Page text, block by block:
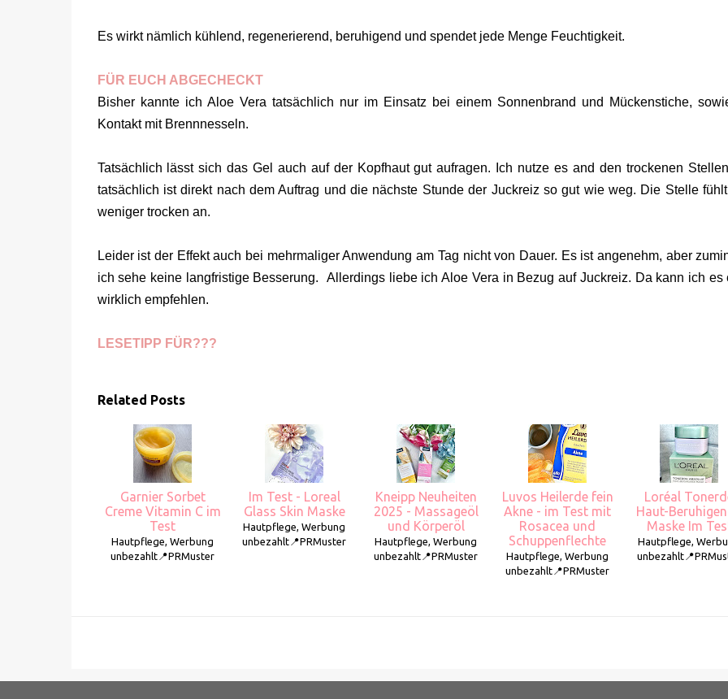
Es wirkt nämlich kühlend, regenerierend, beruhigend und spendet jede Menge Feuchtigkeit.
FÜR EUCH ABGECHECKT
Bisher kannte ich Aloe Vera tatsächlich nur im Einsatz bei einem Sonnenbrand und Mückenstiche,
Kontakt mit Brennnesseln.
Tatsächlich lässt sich das Gel auch auf der Kopfhaut gut aufragen. Ich nutze es and den trockenen
tatsächlich ist direkt nach dem Auftrag und die nächste Stunde der Juckreiz so gut wie weg. Die Stelle
weniger trocken an.
Leider ist der Effekt auch bei mehrmaliger Anwendung am Tag nicht von Dauer. Es ist angenehm, aber
ich sehe keine langfristige Besserung. Allerdings liebe ich Aloe Vera in Bezug auf Juckreiz. Da kann ich es
wirklich empfehlen.
LESETIPP FÜR???
Related Posts
Garnier Sorbet
Creme Vitamin C im
Test
Hautpflege, Werbung
unbezahlt📍PRMuster
Im Test - Loreal
Glass Skin Maske
Hautpflege, Werbung
unbezahlt📍PRMuster
Kneipp Neuheiten
2025 - Massageöl
und Körperöl
Hautpflege, Werbung
unbezahlt📍PRMuster
Luvos Heilerde fein
Akne - im Test mit
Rosacea und
Schuppenflechte
Hautpflege, Werbung
unbezahlt📍PRMuster
Loréal
Haut-
Maske Im
Hautpflege,